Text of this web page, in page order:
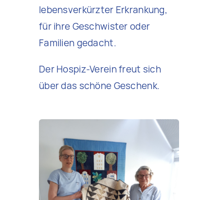
lebensverkürzter Erkrankung,
für ihre Geschwister oder
Familien gedacht.
Der Hospiz-Verein freut sich
über das schöne Geschenk.